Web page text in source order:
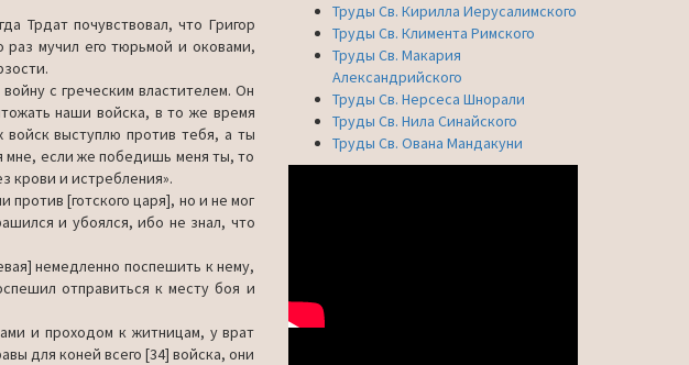
Трдат почувствовал, что Григор
раз мучил его тюрьмой и оковами,
с греческим властителем. Он
наши войска, в то же время
выступлю против тебя, а ты
мне, если же победишь меня ты, то
крови и истребления».
против [готского царя], но и не мог
и убоялся, ибо не знал, что
немедленно поспе­шить к нему,
отправиться к месту боя и
и проходом к житницам, у врат
для коней всего [34] войска, они
Труды Св. Кирилла Иерусалимского
Труды Св. Климента Римского
Труды Св. Макария
Александрийского
Труды Св. Нерсеса Шнорали
Труды Св. Нила Синайского
Труды Св. Ована Мандакуни